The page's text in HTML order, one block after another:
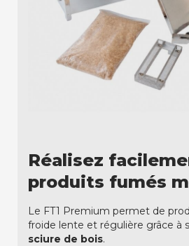
Réalisez
produits fumés
Le FT1 Premium permet de
froide lente et régulière grâce à
sciure de bois.